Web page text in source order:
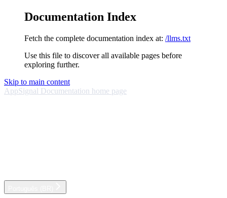
Documentation Index
Fetch the complete documentation index at: /llms.txt
Use this file to discover all available pages before
exploring further.
Skip to main content
AppSignal Documentation home page